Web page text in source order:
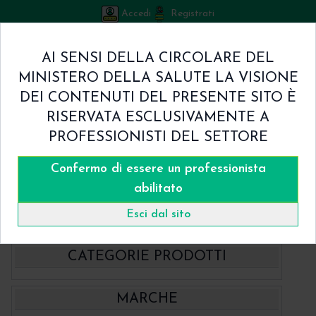
Accedi Registrati
Bicuspid
Home
Shop
Termini & Condizioni
Contatti
Carrello
Catalogo
Home Catalogo - EndoStar Guttaperca Point Endo Star
CATEGORIE PRODOTTI
- BBraun BiomaterialeMARCHE
AI SENSI DELLA CIRCOLARE DEL
MINISTERO DELLA SALUTE LA VISIONE
DEI CONTENUTI DEL PRESENTE SITO È
RISERVATA ESCLUSIVAMENTE A
PROFESSIONISTI DEL SETTORE
Esci dal sito
Confermo di essere un professionista
abilitato